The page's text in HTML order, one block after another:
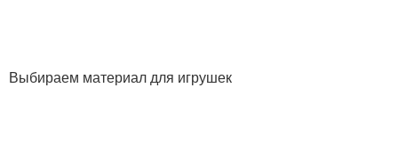
Выбираем материал для игрушек